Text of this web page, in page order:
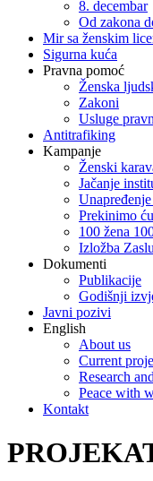
8. decembar
Od zakona
Mir sa ženskim
Sigurna kuća
Pravna pomoć
Ženska
Zakoni
Usluge
Antitrafiking
Kampanje
Ženski
Jačanje
Prekinimo
100 žena
Izložba
Dokumenti
Publikacije
Godišnji
Javni pozivi
English
About us
Current
Research
Peace with
Kontakt